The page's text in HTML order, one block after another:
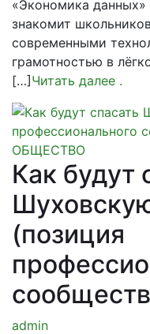
«Экономика
знакомит
современными
грамотностью в
[…] Читать далее .
ОБЩЕСТВО
Как будут
(позиция
admin